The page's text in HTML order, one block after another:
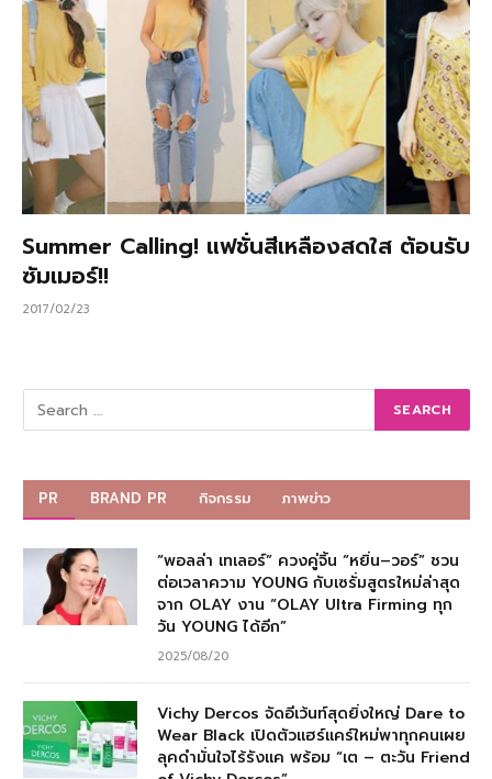
Summer Calling! แฟชั่นสีเหลืองสดใส ต้อนรับ
ซัมเมอร์!!
2017/02/23
PR BRAND PR กิจกรรม ภาพข่าว
“พอลล่า เทเลอร์” ควงคู่จิ้น “หยิ่น–วอร์” ชวน
ต่อเวลาความ YOUNG กับเซรั่มสูตรใหม่ล่าสุด
จาก OLAY งาน “OLAY Ultra Firming ทุก
วัน YOUNG ได้อีก”
2025/08/20
Vichy Dercos จัดอีเว้นท์สุดยิ่งใหญ่ Dare to
Wear Black เปิดตัวแฮร์แคร์ใหม่พาทุกคนเผย
ลุคดำมั่นใจไร้รังแค พร้อม “เต – ตะวัน Friend